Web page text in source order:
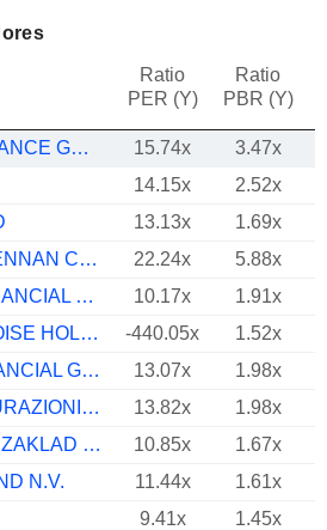
Ratio
PER (Y)
Ratio
PBR (Y)
ZURICH INSURANCE GROUP LTD 15.74x
3.47x
14.15x
2.52x
13.13x
1.69x
MARSH & MCLENNAN COMPANIES
22.24x 5.88x
HARTFORD FINANCIAL SERVICES GROUP (THE), INC.
10.17x
1.91x
HELVETIA BALOISE HOLDING AG
-440.05x
1.52x
PRINCIPAL FINANCIAL GROUP, INC.
13.07x
1.98x
UNIPOL ASSICURAZIONI S.P.A.
13.82x
1.98x
POWSZECHNY ZAKLAD UBEZPIECZE? SPÓLKA AKCYJNA
10.85x
1.67x
N.V.
11.44x
1.61x
9.41x
1.45x